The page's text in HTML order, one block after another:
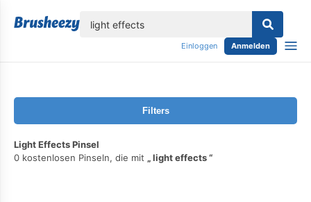
Einloggen Anmelden
Filters
Light Effects Pinsel
0 kostenlosen Pinseln, die mit
light effects